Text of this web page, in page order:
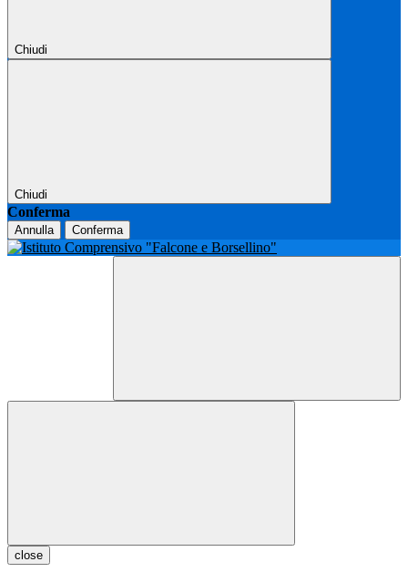
Chiudi
Chiudi
Conferma
Annulla Conferma
close